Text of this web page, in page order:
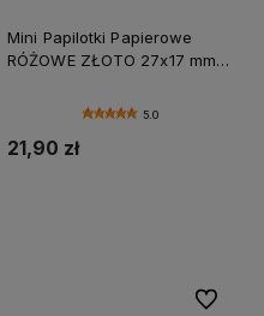
Mini Papilotki Papierowe
RÓŻOWE ZŁOTO 27x17 mm
5.0
21,90 zł
Do